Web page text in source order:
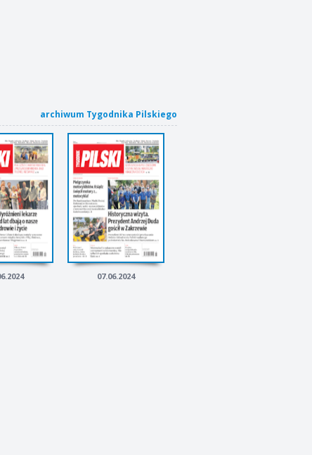
archiwum Tygodnika Pilskiego
07.06.2024